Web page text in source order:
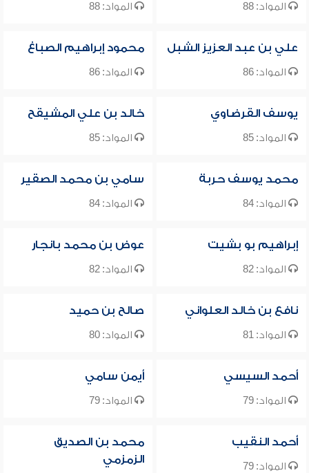
المواد: 88 المواد: 88
علي بن عبد العزيز الشبل
المواد: 86
محمود إبراهيم الصباغ
المواد: 86
يوسف القرضاوي
المواد: 85
خالد بن علي المشيقح
المواد: 85
محمد يوسف حربة
المواد: 84
سامي بن محمد الصقير
المواد: 84
إبراهيم بو بشيت
المواد: 82
عوض بن محمد بانجار
المواد: 82
نافع بن خالد العلواني
المواد: 81
صالح بن حميد
المواد: 80
أحمد السيسي
المواد: 79
أيمن سامي
المواد: 79
أحمد النقيب
المواد: 79
محمد بن الصديق
الزمزمي